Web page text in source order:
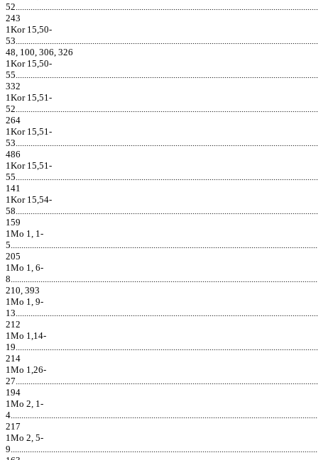
243
1Kor 15,50-
48, 100, 306, 326
1Kor 15,50-
332
1Kor 15,51-
264
1Kor 15,51-
486
1Kor 15,51-
141
1Kor 15,54-
159
1Mo 1, 1-
205
1Mo 1, 6-
210, 393
1Mo 1, 9-
212
1Mo 1,14-
214
1Mo 1,26-
194
1Mo 2, 1-
217
1Mo 2, 5-